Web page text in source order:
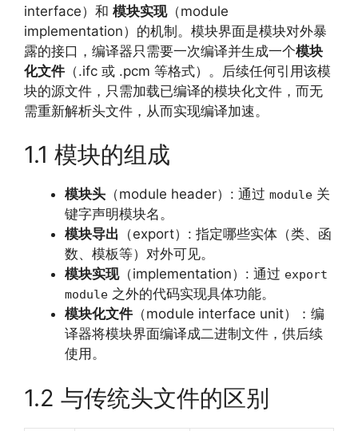
interface）和 模块实现（module
implementation）的机制。模块界面是模块对外暴
露的接口，编译器只需要一次编译并生成一个模块
化文件 （.ifc 或 .pcm 等格式）。后续任何引用该模
块的源文件，只需加载已编译的模块化文件，而无
需重新解析头文件，从而实现编译加速。
1.1 模块的组成
模块头 （module header）: 通过 module 关
键字声明模块名。
模块导出 （export）: 指定哪些实体（类、函
数、模板等）对外可见。
模块实现（implementation）: 通过 export
module 之外的代码实现具体功能。
模块化文件 （module interface unit）：编
译器将模块界面编译成二进制文件，供后续
使用。
1.2 与传统头文件的区别